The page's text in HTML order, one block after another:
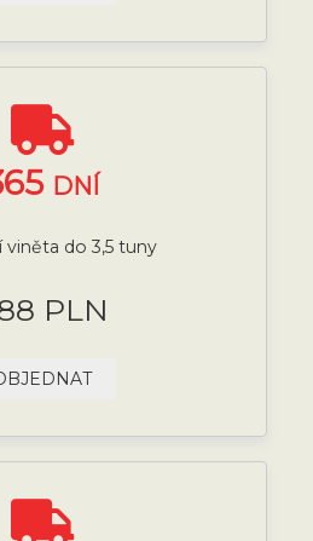
DNÍ
viněta do 3,5 tuny
PLN